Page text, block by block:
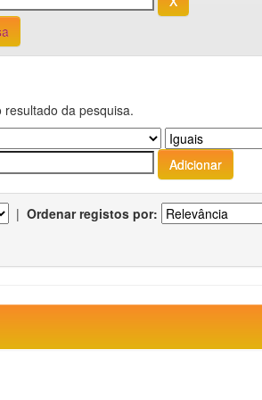
da pesquisa.
| Ordenar registos por: